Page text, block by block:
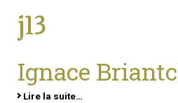
j13
Ignace
Lire la suite…